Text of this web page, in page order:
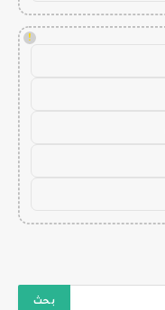
!